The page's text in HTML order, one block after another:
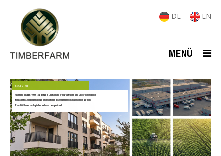
DE EN
MENÜ
REAL ESTATE
Während TIMBERFARM-Real-Estate in Deutschland primär auf Wohn- und Gewerbeimmobilien
Rentabilität oder strategischen Mehrwert ausgerichtet.
fokussiert ist, sind internationale Transaktionen des Unternehmens hauptsächlich auf hohe